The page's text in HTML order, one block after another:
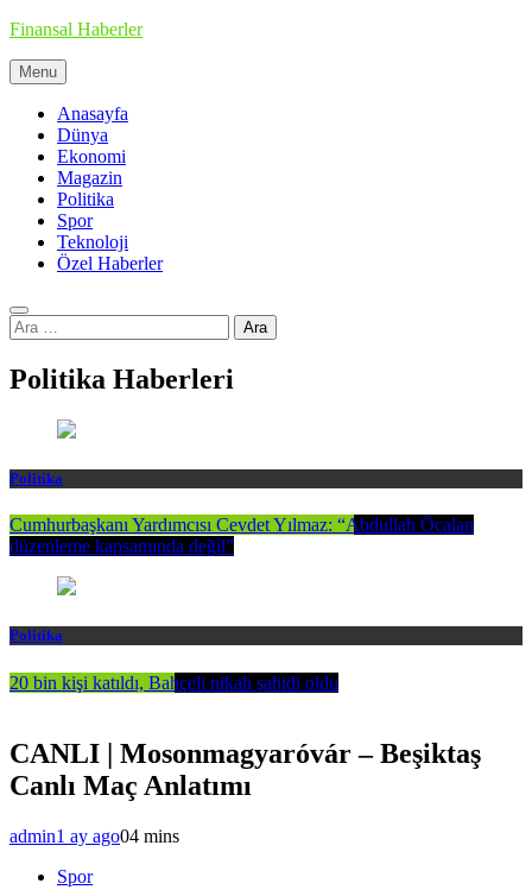
Skip
content
Finansal Haberler
Haberin doğru adresi
Menu
Anasayfa
Dünya
Ekonomi
Magazin
Politika
Spor
Teknoloji
Özel Haberler
Arama:
Politika Haberleri
Politika
Cumhurbaşkanı Yardımcısı Cevdet Yılmaz: “Abdullah Öcalan
düzenleme kapsamında değil”
Politika
20 bin kişi katıldı, Bahçeli nikah şahidi oldu
CANLI | Mosonmagyaróvár – Beşiktaş
Canlı Maç Anlatımı
admin1 ay ago04 mins
Spor